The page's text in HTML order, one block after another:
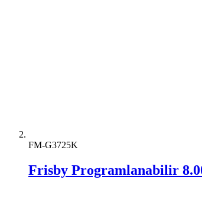
FM-G3725K
Frisby Programlanabilir